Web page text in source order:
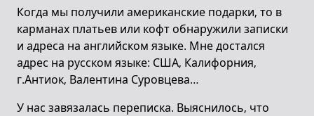
Когда мы получили американские подарки, то в
карманах платьев или кофт обнаружили записки
и адреса на английском языке. Мне достался
адрес на русском языке: США, Калифорния,
г.Антиок, Валентина Суровцева…
У нас завязалась переписка. Выяснилось, что